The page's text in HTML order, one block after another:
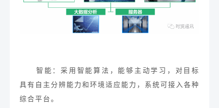
智能：采用智能算法，能够主动学习，对目标
具有自主分辨能力和环境适应能力，系统可接入各种
综合平台。